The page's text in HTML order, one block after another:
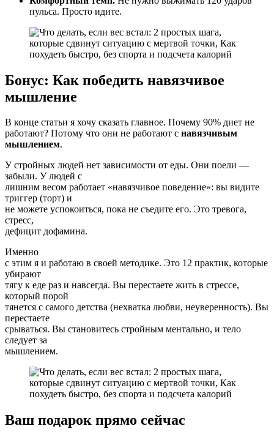
пульса. Просто идите.
Бонус: Как победить навязчивое
мышление
В конце статьи я хочу сказать главное. Почему 90% диет не
работают? Потому что они не работают с навязчивым
мышлением.
У стройных людей нет зависимости от еды. Они поели —
забыли. У людей с
лишним весом работает «навязчивое поведение»: вы видите
триггер (торт) и
не можете успокоиться, пока не съедите его. Это тревога,
стресс,
дефицит дофамина.
Именно
с этим я и работаю в своей методике. Это 12 практик, которые
убирают
тягу к еде раз и навсегда. Вы перестаете жить в стрессе,
который порой
тянется с самого детства (нехватка любви, неуверенность). Вы
перестаете
срываться. Вы становитесь стройным ментально, и тело
следует за
мышлением.
Ваш подарок прямо сейчас